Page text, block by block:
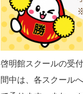
啓明館スクールの受
間中は、各スクール